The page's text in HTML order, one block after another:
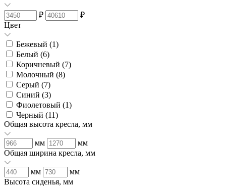
₽
₽
Цвет
Бежевый (1)
Белый (6)
Коричневый (7)
Молочный (8)
Серый (7)
Синий (3)
Фиолетовый (1)
Черный (11)
Общая высота кресла, мм
мм
мм
Общая ширина кресла, мм
мм
мм
Высота сиденья, мм